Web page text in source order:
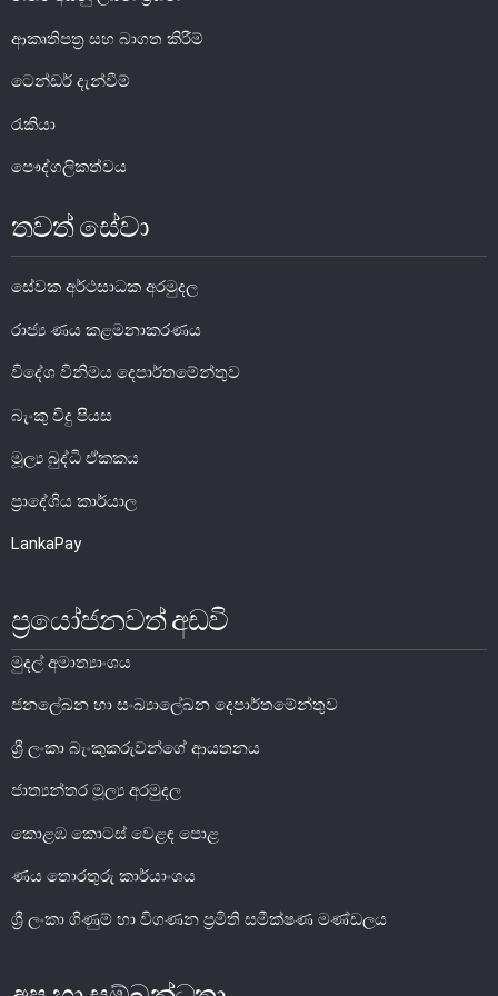
සමරු කාසි හා නෝට්ටු
නෝට්ටුවල ආරක්ෂණ සලකුණු
ව්‍යවහාර මුදල් කළමනාකරණය
මහජන මුදල් හුවමාරු කවුළුව
ව්‍යවහාර මුදල් කෞතුකාගාරයන්
ආකෘතිපත්‍ර සහ බාගත කිරීම්
ටෙන්ඩර් දැන්වීම්
රැකියා
පෞද්ගලිකත්වය
තවත් සේවා
සේවක අර්ථසාධක අරමුදල
රාජ්‍ය ණය කළමනාකරණය
විදේශ විනිමය දෙපාර්තමේන්තුව
බැංකු විදු පියස
මූල්‍ය බුද්ධි ඒකකය
ප්‍රාදේශිය කාර්යාල
LankaPay
ප්‍රයෝජනවත් අඩවි
මුදල් අමාත්‍යාංශය
ජනලේඛන හා සංඛ්‍යාලේඛන දෙපාර්තමේන්තුව
ශ්‍රී ලංකා බැංකුකරුවන්ගේ ආයතනය
ජාත්‍යන්තර මූල්‍ය අරමුදල
කොළඹ කොටස් වෙළඳ පොළ
ණය තොරතුරු කාර්යාංශය
ශ්‍රී ලංකා ගිණුම් හා විගණන ප්‍රමිති සමීක්ෂණ මණ්ඩලය